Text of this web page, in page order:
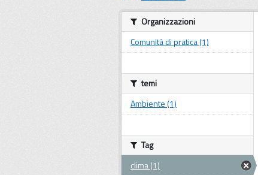
Organizzazioni
Comunità di pratica (1)
temi
Ambiente (1)
Tag
clima (1)